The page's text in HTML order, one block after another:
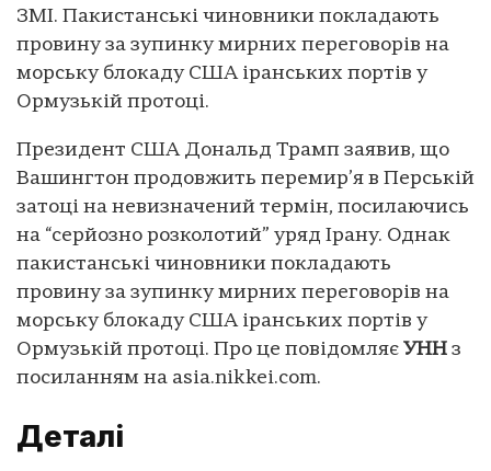
ЗМІ. Пакистанські чиновники покладають
провину за зупинку мирних переговорів на
морську блокаду США іранських портів у
Ормузькій протоці.
Президент США Дональд Трамп заявив, що
Вашингтон продовжить перемир’я в Перській
затоці на невизначений термін, посилаючись
на “серйозно розколотий” уряд Ірану. Однак
пакистанські чиновники покладають
провину за зупинку мирних переговорів на
морську блокаду США іранських портів у
Ормузькій протоці. Про це повідомляє УНН з
посиланням на asia.nikkei.com.
Деталі